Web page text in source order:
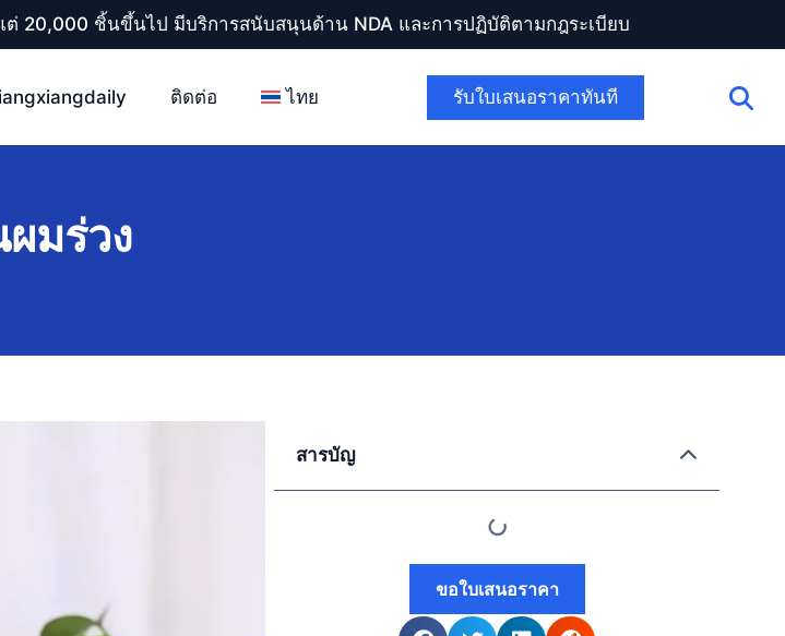
20,000 ชิ้นขึ้นไป มีบริการสนับสนุนด้าน NDA และการปฏิบัติตามกฎระเบียบ
ติดต่อ ไทย รับใบเสนอราคาทันที
มร่วง
สารบัญ
ขอใบเสนอราคา